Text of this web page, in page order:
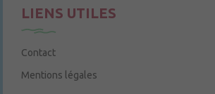
LIENS UTILES
Contact
Mentions légales